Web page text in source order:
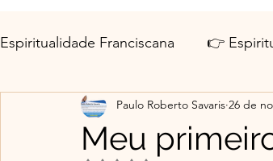
Espiritualidade Franciscana 👉
Projetos Educativos Flor da
Meu
Paulo Roberto Savaris 26 de